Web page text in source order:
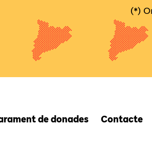
(*)
de donades Contacte